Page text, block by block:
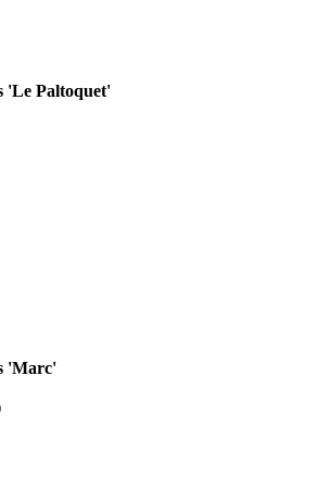
'Le Paltoquet'
'Marc'